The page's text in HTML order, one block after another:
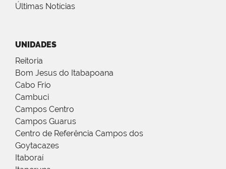
Últimas Notícias
UNIDADES
Reitoria
Bom Jesus do Itabapoana
Cabo Frio
Cambuci
Campos Centro
Campos Guarus
Centro de Referência Campos dos
Goytacazes
Itaboraí